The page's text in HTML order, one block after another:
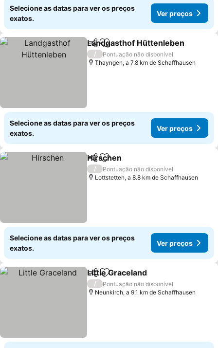
Selecione as datas para ver os preços
exatos.
Ver preços
PartilharAdicionar aos favoritos
Landgasthof Hüttenleben
/
Pontuação não disponível
Thayngen, a 7.8 km de Schaffhausen
Selecione as datas para ver os preços
exatos.
Ver preços
PartilharAdicionar aos favoritos
Hirschen
/
Pontuação não disponível
Lottstetten, a 8.8 km de Schaffhausen
Selecione as datas para ver os preços
exatos.
Ver preços
PartilharAdicionar aos favoritos
Little Graceland
/
Pontuação não disponível
Neunkirch, a 9.1 km de Schaffhausen